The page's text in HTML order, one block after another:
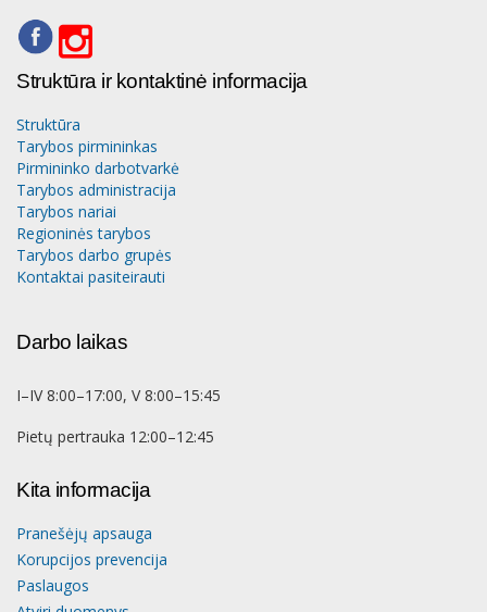
Struktūra ir kontaktinė informacija
Struktūra
Tarybos pirmininkas
Pirmininko darbotvarkė
Tarybos administracija
Tarybos nariai
Regioninės tarybos
Tarybos darbo grupės
Kontaktai pasiteirauti
Darbo laikas
I–IV 8:00–17:00, V 8:00–15:45
Pietų pertrauka 12:00–12:45
Kita informacija
Pranešėjų apsauga
Korupcijos prevencija
Paslaugos